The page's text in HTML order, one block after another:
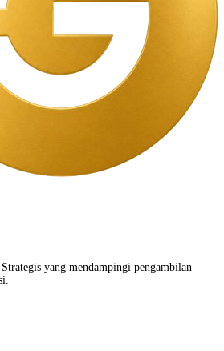
yang mendampingi pengambilan